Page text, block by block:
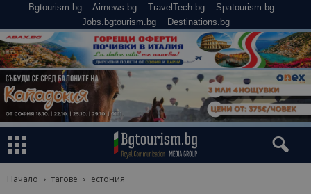
Bgtourism.bg Airnews.bg TravelTech.bg
Spatourism.bg
Jobs.bgtourism.bg
Destinations.bg
Начало тагове естония